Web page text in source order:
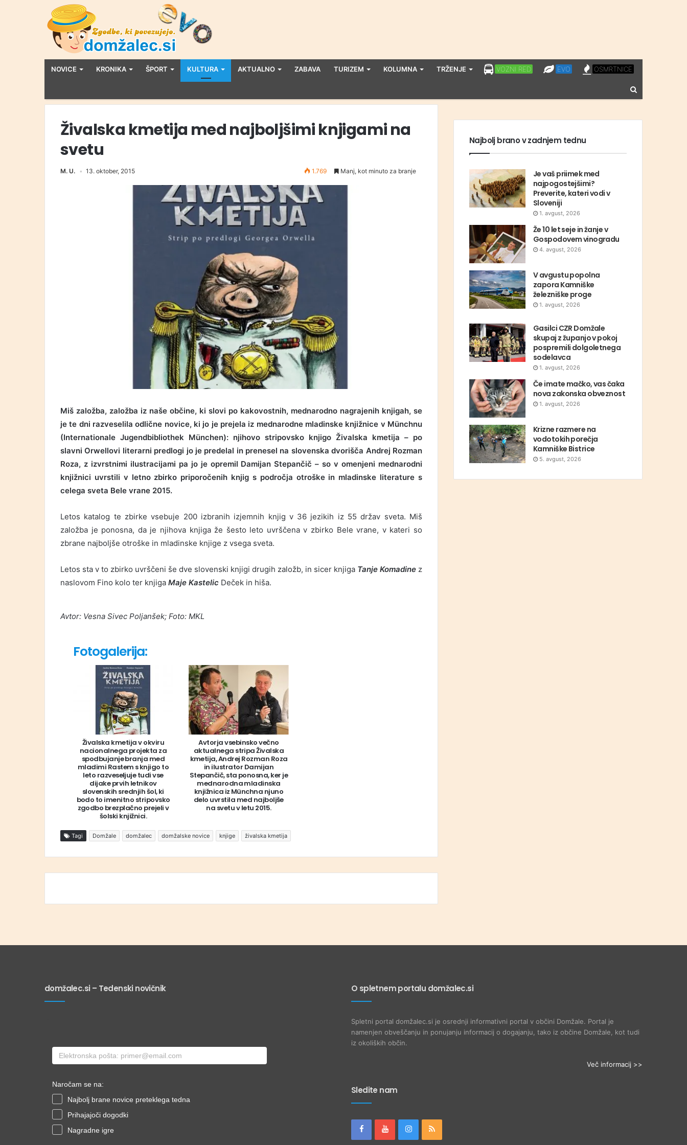
NOVICE KRONIKA ŠPORT KULTURA AKTUALNO ZABAVA TURIZEM KOLUMNA TRŽENJE LPP
VOZNI RED EVO
EVO OSMRTNICE
OSMRTNICE
Živalska kmetija med najboljšimi knjigami na
svetu
M. U. 13. oktober, 2015 1.769 Manj, kot minuto za branje
Miš založba, založba iz naše občine, ki slovi po kakovostnih, mednarodno nagrajenih knjigah, se
je te dni razveselila odlične novice, ki jo je prejela iz mednarodne mladinske knjižnice v Münchnu
(Internationale Jugendbibliothek München): njihovo stripovsko knjigo Živalska kmetija – po
slavni Orwellovi literarni predlogi jo je predelal in prenesel na slovenska dvorišča Andrej Rozman
Roza, z izvrstnimi ilustracijami pa jo je opremil Damijan Stepančič – so v omenjeni mednarodni
knjižnici uvrstili v letno zbirko priporočenih knjig s področja otroške in mladinske literature s
celega sveta Bele vrane 2015.
Letos katalog te zbirke vsebuje 200 izbranih izjemnih knjig v 36 jezikih iz 55 držav sveta. Miš
založba je ponosna, da je njihova knjiga že šesto leto uvrščena v zbirko Bele vrane, v kateri so
zbrane najboljše otroške in mladinske knjige z vsega sveta.
Letos sta v to zbirko uvrščeni še dve slovenski knjigi drugih založb, in sicer knjiga Tanje Komadine z
naslovom Fino kolo ter knjiga Maje Kastelic Deček in hiša.
Avtor: Vesna Sivec Poljanšek; Foto: MKL
Fotogalerija:
Živalska kmetija v okviru
nacionalnega projekta za
spodbujanje branja med
mladimi Rastem s knjigo to
leto razveseljuje tudi vse
dijake prvih letnikov
slovenskih srednjih šol, ki
bodo to imenitno stripovsko
zgodbo brezplačno prejeli v
šolski knjižnici.
Avtorja vsebinsko večno
aktualnega stripa Živalska
kmetija, Andrej Rozman Roza
in ilustrator Damijan
Stepančič, sta ponosna, ker je
mednarodna mladinska
knjižnica iz Münchna njuno
delo uvrstila med najboljše
na svetu v letu 2015.
Tagi Domžale domžalec domžalske novice knjige živalska kmetija
Najbolj brano v zadnjem tednu
Je vaš priimek med
najpogostejšimi?
Preverite, kateri vodi v
Sloveniji
1. avgust, 2026
Že 10 let seje in žanje v
Gospodovem vinogradu
4. avgust, 2026
V avgustu popolna
zapora Kamniške
železniške proge
1. avgust, 2026
Gasilci CZR Domžale
skupaj z županjo v pokoj
pospremili dolgoletnega
sodelavca
1. avgust, 2026
Če imate mačko, vas čaka
nova zakonska obveznost
1. avgust, 2026
Krizne razmere na
vodotokih porečja
Kamniške Bistrice
5. avgust, 2026
domžalec.si – Tedenski novičnik
Naročam se na:
Najbolj brane novice preteklega tedna
Prihajajoči dogodki
Nagradne igre
O spletnem portalu domžalec.si
Spletni portal domžalec.si je osrednji informativni portal v občini Domžale. Portal je
namenjen obveščanju in ponujanju informacij o dogajanju, tako iz občine Domžale, kot tudi
iz okoliških občin.
Več informacij >>
Sledite nam